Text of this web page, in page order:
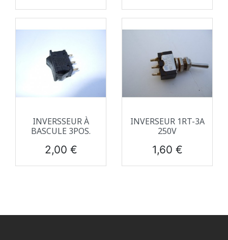
INVERSSEUR À
BASCULE 3POS.
Prix
2,00 €
INVERSEUR 1RT-3A
250V
Prix
1,60 €